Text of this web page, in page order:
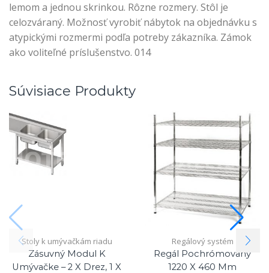
lemom a jednou skrinkou. Rôzne rozmery. Stôl je
celozváraný. Možnosť vyrobiť nábytok na objednávku s
atypickými rozmermi podľa potreby zákazníka. Zámok
ako voliteľné príslušenstvo. 014
Súvisiace Produkty
Stoly k umývačkám riadu
Zásuvný Modul K
Umývačke – 2 X Drez, 1 X
Regálový systém
Regál Pochrómovaný
1220 X 460 Mm